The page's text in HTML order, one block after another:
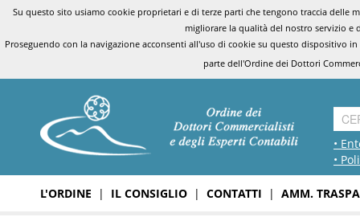
Su questo sito usiamo cookie proprietari e di terze parti che tengono traccia
migliorare la qualità del nostro servizio e
Proseguendo con la navigazione acconsenti all'uso di cookie su questo dispositivo
parte dell'Ordine dei Dottori
•
•
L'ORDINE | IL CONSIGLIO | CONTATTI | AMM.